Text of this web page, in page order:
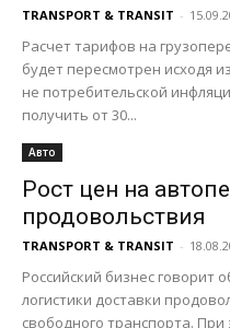
TRANSPORT & TRANSIT -
Расчет тарифов на
будет пересмотрен исходя
не потребительской
получить от 30...
Авто
Рост цен на
продовольствия
TRANSPORT & TRANSIT -
Российский бизнес говорит
логистики доставки
свободного транспорта.